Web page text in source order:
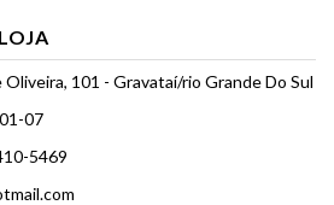
101 - Gravataí/rio Grande Do Sul
07
5469